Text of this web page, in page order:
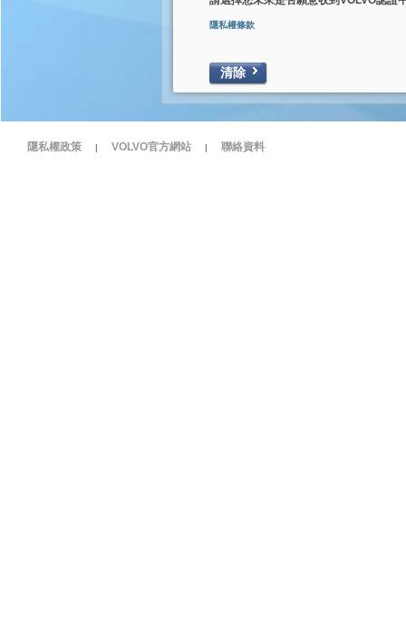
隱私權條款
清除
隱私權政策 | VOLVO官方網站 | 聯絡資料